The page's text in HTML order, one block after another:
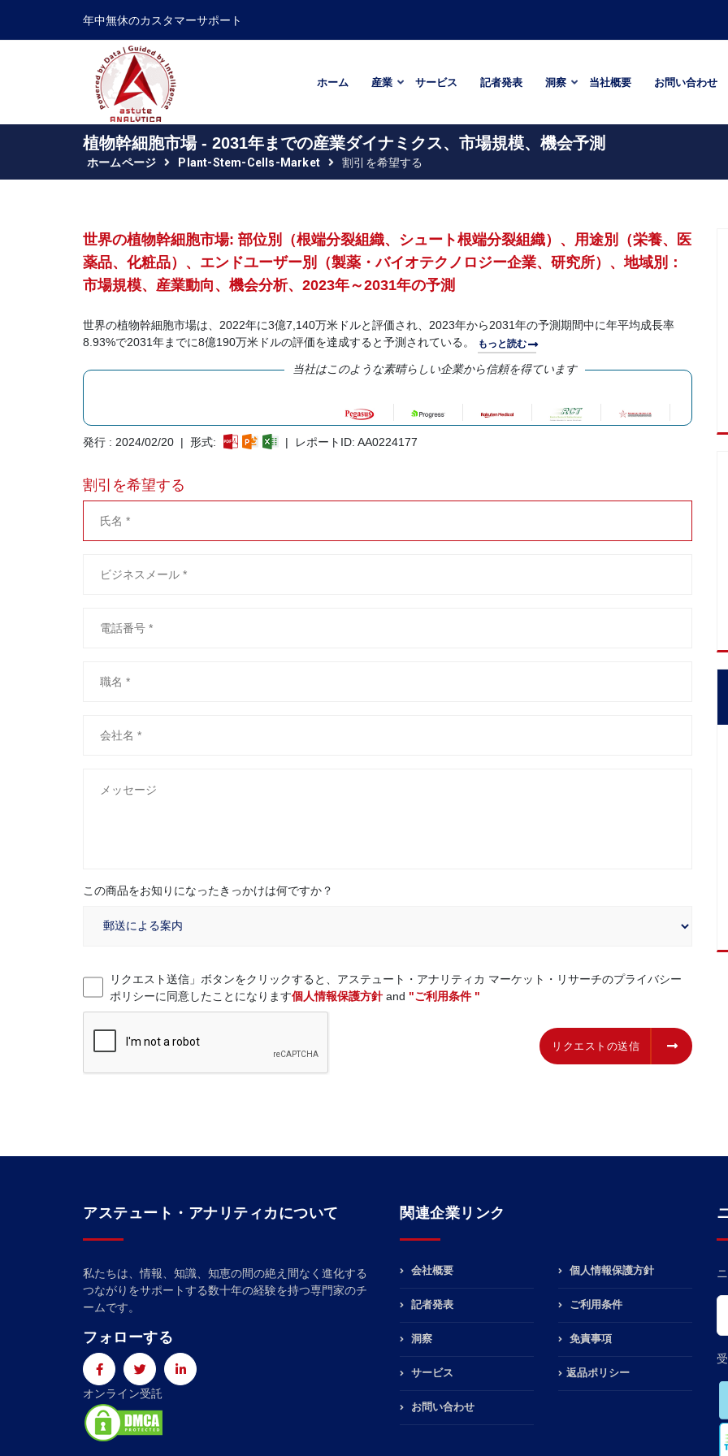
年中無休のカスタマーサポート
ホーム 産業 サービス 記者発表 洞察 当社概要 お問い合わせ
植物幹細胞市場 - 2031年までの産業ダイナミクス、市場規模、機会予測
ホームページ Plant-Stem-Cells-Market 割引を希望する
世界の植物幹細胞市場: 部位別（根端分裂組織、シュート根端分裂組織）、用途別（栄養、医
薬品、化粧品）、エンドユーザー別（製薬・バイオテクノロジー企業、研究所）、地域別：
市場規模、産業動向、機会分析、2023年～2031年の予測
世界の植物幹細胞市場は、2022年に3億7,140万米ドルと評価され、2023年から2031年の予測期間中に年平均成長率
8.93%で2031年までに8億190万米ドルの評価を達成すると予測されている。
もっと読む
当社はこのような素晴らしい企業から信頼を得ています
発行 : 2024/02/20 | 形式: | レポートID: AA0224177
割引を希望する
この商品をお知りになったきっかけは何ですか？
リクエスト送信」ボタンをクリックすると、アステュート・アナリティカ マーケット・リサーチのプライバシー
ポリシーに同意したことになります個人情報保護方針and "ご利用条件 "
リクエストの送信
アステュート・アナリティカについて
私たちは、情報、知識、知恵の間の絶え間なく進化する
つながりをサポートする数十年の経験を持つ専門家のチ
ームです。
フォローする
オンライン受託
関連企業リンク
会社概要
記者発表
洞察
サービス
お問い合わせ
個人情報保護方針
ご利用条件
免責事項
返品ポリシー